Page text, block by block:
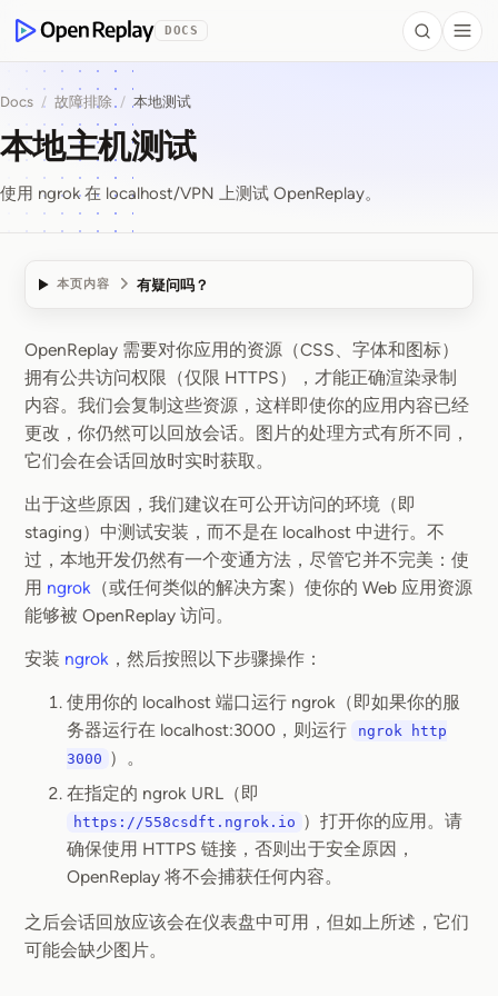
OpenReplay
DOCS Search
Docs / 故障排除 / 本地测试
本地主机测试
使用 ngrok 在 localhost/VPN 上测试 OpenReplay。
本页内容 有疑问吗？
本地主机测试
OpenReplay 需要对你应用的资源（CSS、字体和图标）
拥有公共访问权限（仅限 HTTPS），才能正确渲染录制
内容。我们会复制这些资源，这样即使你的应用内容已经
更改，你仍然可以回放会话。图片的处理方式有所不同，
它们会在会话回放时实时获取。
出于这些原因，我们建议在可公开访问的环境（即
staging）中测试安装，而不是在 localhost 中进行。不
过，本地开发仍然有一个变通方法，尽管它并不完美：使
用 ngrok （或任何类似的解决方案）使你的 Web 应用资源
能够被 OpenReplay 访问。
安装 ngrok ，然后按照以下步骤操作：
使用你的 localhost 端口运行 ngrok（即如果你的服
务器运行在 localhost:3000，则运行
ngrok http
3000 ）。
在指定的 ngrok URL（即
https://558csdft.ngrok.io ）打开你的应用。请
确保使用 HTTPS 链接，否则出于安全原因，
OpenReplay 将不会捕获任何内容。
之后会话回放应该会在仪表盘中可用，但如上所述，它们
可能会缺少图片。